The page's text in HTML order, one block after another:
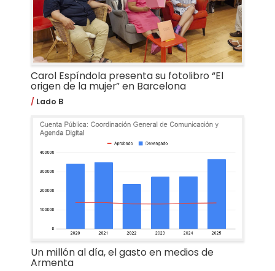
Carol Espíndola presenta su fotolibro “El
origen de la mujer” en Barcelona
Lado B
Un millón al día, el gasto en medios de
Armenta